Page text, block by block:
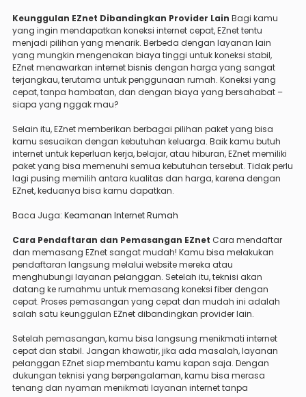
Keunggulan EZnet Dibandingkan Provider Lain Bagi kamu
yang ingin mendapatkan koneksi internet cepat, EZnet tentu
menjadi pilihan yang menarik. Berbeda dengan layanan lain
yang mungkin mengenakan biaya tinggi untuk koneksi stabil,
EZnet menawarkan internet bisnis dengan harga yang sangat
terjangkau, terutama untuk penggunaan rumah. Koneksi yang
cepat, tanpa hambatan, dan dengan biaya yang bersahabat –
siapa yang nggak mau?
Selain itu, EZnet memberikan berbagai pilihan paket yang bisa
kamu sesuaikan dengan kebutuhan keluarga. Baik kamu butuh
internet untuk keperluan kerja, belajar, atau hiburan, EZnet memiliki
paket yang bisa memenuhi semua kebutuhan tersebut. Tidak perlu
lagi pusing memilih antara kualitas dan harga, karena dengan
EZnet, keduanya bisa kamu dapatkan.
Baca Juga: Keamanan Internet Rumah
Cara Pendaftaran dan Pemasangan EZnet Cara mendaftar
dan memasang EZnet sangat mudah! Kamu bisa melakukan
pendaftaran langsung melalui website mereka atau
menghubungi layanan pelanggan. Setelah itu, teknisi akan
datang ke rumahmu untuk memasang koneksi fiber dengan
cepat. Proses pemasangan yang cepat dan mudah ini adalah
salah satu keunggulan EZnet dibandingkan provider lain.
Setelah pemasangan, kamu bisa langsung menikmati internet
cepat dan stabil. Jangan khawatir, jika ada masalah, layanan
pelanggan EZnet siap membantu kamu kapan saja. Dengan
dukungan teknisi yang berpengalaman, kamu bisa merasa
tenang dan nyaman menikmati layanan internet tanpa